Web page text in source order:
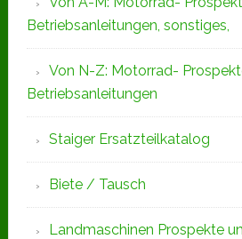
Betriebsanleitungen, sonstiges,
Von N-Z: Motorrad-
Betriebsanleitungen
Staiger Ersatzteilkatalog
Biete / Tausch
Landmaschinen Prospekte